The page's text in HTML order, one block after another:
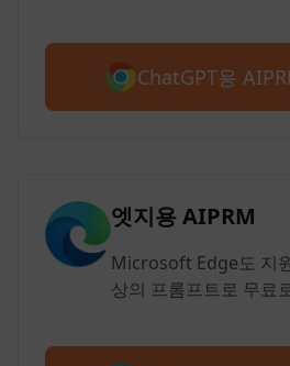
ChatGPT용
엣지용 AIPRM
Microsoft Edge도 지
상의 프롬프트로 무료